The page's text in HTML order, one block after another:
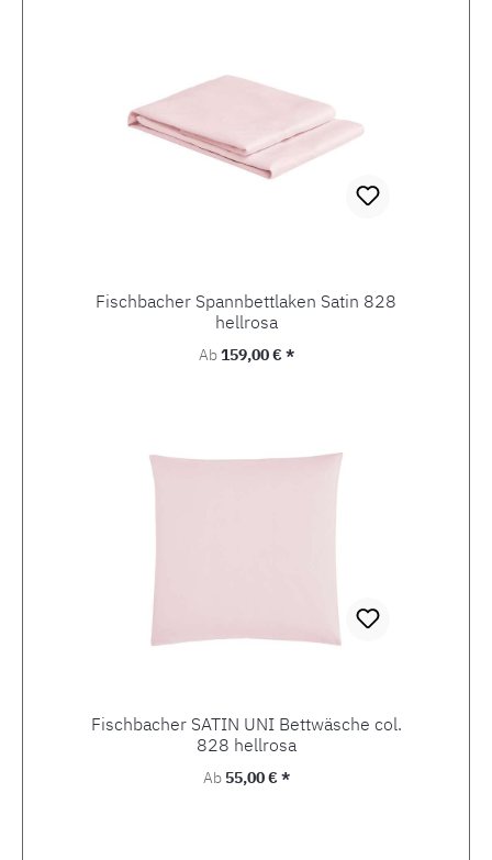
Fischbacher Spannbettlaken Satin 828
hellrosa
Regulärer Preis:
Ab159,00 € *
Fischbacher SATIN UNI Bettwäsche col.
828 hellrosa
Regulärer Preis:
Ab 55,00 € *